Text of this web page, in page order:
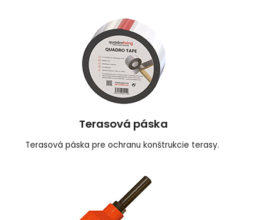
Terasová páska
Terasová páska pre ochranu konštrukcie terasy.